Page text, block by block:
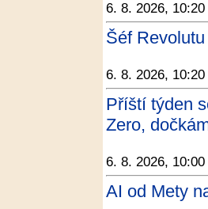
6. 8. 2026, 10:20
Šéf
6. 8. 2026, 10:20
Příští týden
Zero,
6. 8. 2026, 10:00
AI od Mety